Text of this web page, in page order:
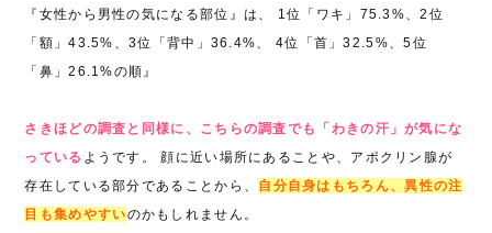
『女性から男性の気になる部位』は、 1位「ワキ」75.3%、2位
「額」43.5%、3位「背中」36.4%、 4位「首」32.5%、5位
「鼻」26.1%の順』
さきほどの調査と同様に、こちらの調査でも「わきの汗」が気にな
っている ようです。 顔に近い場所にあることや、アポクリン腺が
存在している部分であることから、 自分自身はもちろん、異性の注
目も集めやすいのかもしれません。